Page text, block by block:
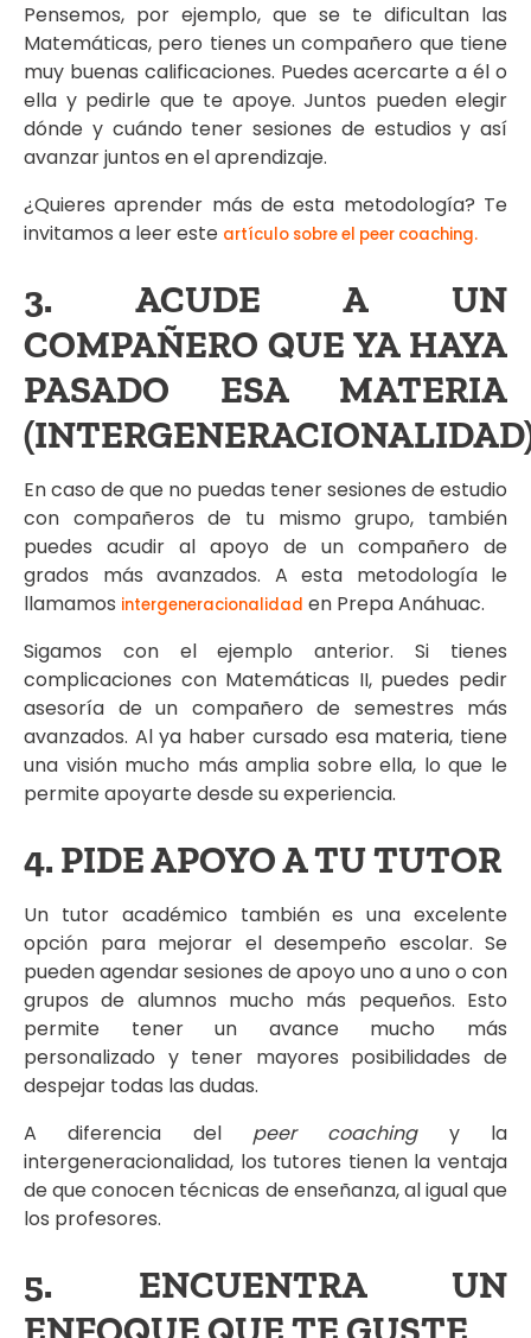
Pensemos, por ejemplo, que se te dificultan las
Matemáticas, pero tienes un compañero que tiene
muy buenas calificaciones. Puedes acercarte a él o
ella y pedirle que te apoye. Juntos pueden elegir
dónde y cuándo tener sesiones de estudios y así
avanzar juntos en el aprendizaje.
¿Quieres aprender más de esta metodología? Te
invitamos a leer este artículo sobre el peer coaching.
3. ACUDE A UN
COMPAÑERO QUE YA HAYA
PASADO ESA MATERIA
En caso de que no puedas tener sesiones de estudio
con compañeros de tu mismo grupo, también
puedes acudir al apoyo de un compañero de
grados más avanzados. A esta metodología le
llamamos intergeneracionalidad en Prepa Anáhuac.
Sigamos con el ejemplo anterior. Si tienes
complicaciones con Matemáticas II, puedes pedir
asesoría de un compañero de semestres más
avanzados. Al ya haber cursado esa materia, tiene
una visión mucho más amplia sobre ella, lo que le
permite apoyarte desde su experiencia.
4. PIDE APOYO A TU TUTOR
Un tutor académico también es una excelente
opción para mejorar el desempeño escolar. Se
pueden agendar sesiones de apoyo uno a uno o con
grupos de alumnos mucho más pequeños. Esto
permite tener un avance mucho más
personalizado y tener mayores posibilidades de
despejar todas las dudas.
A diferencia del peer coachingy la
intergeneracionalidad, los tutores tienen la ventaja
de que conocen técnicas de enseñanza, al igual que
los profesores.
5. ENCUENTRA UN